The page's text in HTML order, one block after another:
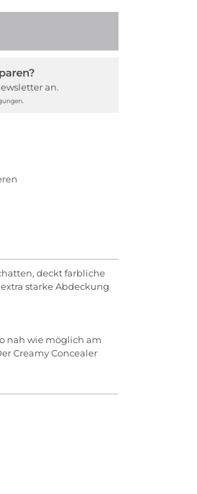
an.
deckt farbliche
starke Abdeckung
nah wie möglich am
Creamy Concealer